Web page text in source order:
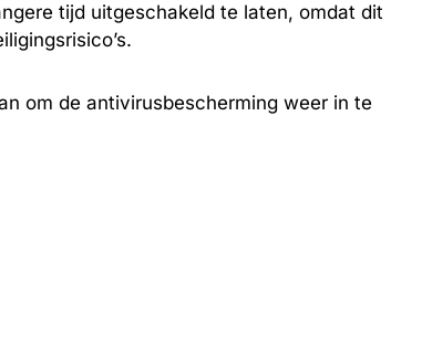
tijd uitgeschakeld te laten, omdat dit
om de antivirusbescherming weer in te